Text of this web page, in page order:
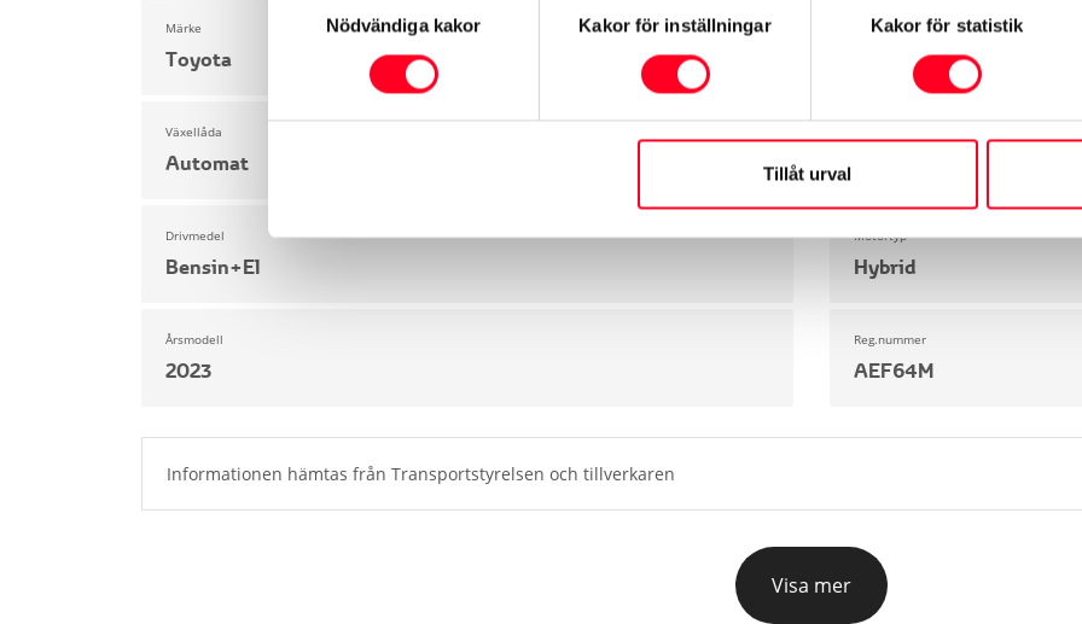
Nödvändiga kakor
Kakor för inställningar Kakor för statistik
Tillåt urval
Märke
Toyota
Modell
Corolla
Växellåda
Automat
Drivmedel
Bensin+El
Motortyp
Hybrid
Årsmodell
2023
Reg.nummer
AEF64M
Informationen hämtas från Transportstyrelsen och tillverkaren
Visa mer